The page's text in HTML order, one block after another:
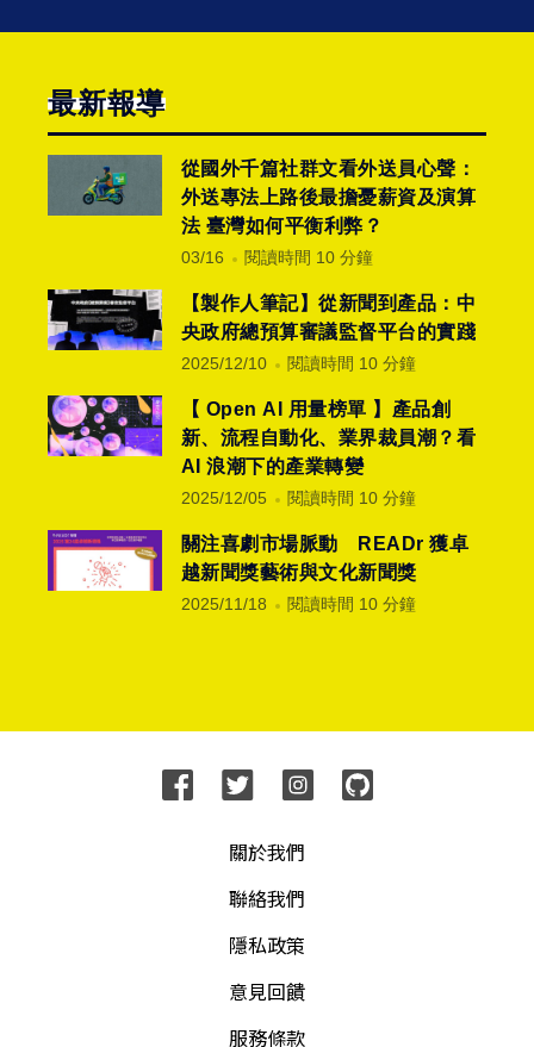
最新報導
從國外千篇社群文看外送員心聲：
外送專法上路後最擔憂薪資及演算
法 臺灣如何平衡利弊？
03/16 閱讀時間 10 分鐘
【製作人筆記】從新聞到產品：中
央政府總預算審議監督平台的實踐
2025/12/10 閱讀時間 10 分鐘
【 Open AI 用量榜單 】產品創
新、流程自動化、業界裁員潮？看
AI 浪潮下的產業轉變
2025/12/05 閱讀時間 10 分鐘
關注喜劇市場脈動 READr 獲卓
越新聞獎藝術與文化新聞獎
2025/11/18 閱讀時間 10 分鐘
關於我們
聯絡我們
隱私政策
意見回饋
服務條款